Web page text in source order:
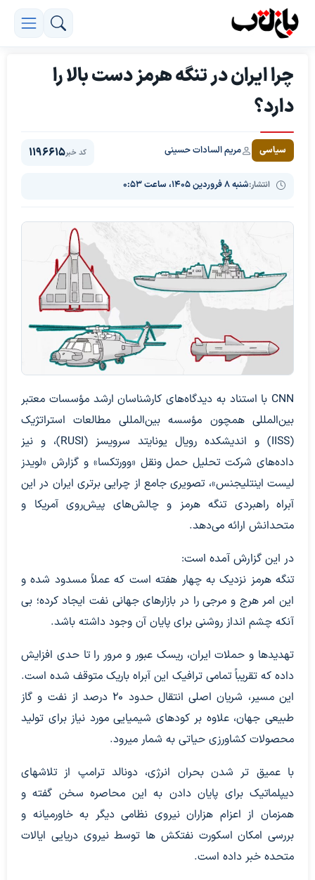
چرا ایران در تنگه هرمز دست بالا را
دارد؟
سیاسی مریم السادات حسینی
انتشار:شنبه ۸ فروردین ۱۴۰۵، ساعت ۰:۵۳
کد خبر1196615
CNN با استناد به دیدگاه‌های کارشناسان ارشد مؤسسات معتبر
بین‌المللی همچون مؤسسه بین‌المللی مطالعات استراتژیک
(IISS) و اندیشکده رویال یونایتد سرویسز (RUSI)، و نیز
داده‌های شرکت تحلیل حمل ونقل «وورتکسا» و گزارش «لویدز
لیست اینتلیجنس»، تصویری جامع از چرایی برتری ایران در این
آبراه راهبردی تنگه هرمز و چالش‌های پیش‌روی آمریکا و
متحدانش ارائه می‌دهد.
در این گزارش آمده است:
تنگه هرمز نزدیک به چهار هفته است که عملاً مسدود شده و
این امر هرج و مرجی را در بازارهای جهانی نفت ایجاد کرده؛ بی
آنکه چشم انداز روشنی برای پایان آن وجود داشته باشد.
تهدیدها و حملات ایران، ریسک عبور و مرور را تا حدی افزایش
داده که تقریباً تمامی ترافیک این آبراه باریک متوقف شده است.
این مسیر، شریان اصلی انتقال حدود ۲۰ درصد از نفت و گاز
طبیعی جهان، علاوه بر کودهای شیمیایی مورد نیاز برای تولید
محصولات کشاورزی حیاتی به شمار میرود.
با عمیق تر شدن بحران انرژی، دونالد ترامپ از تلاشهای
دیپلماتیک برای پایان دادن به این محاصره سخن گفته و
همزمان از اعزام هزاران نیروی نظامی دیگر به خاورمیانه و
بررسی امکان اسکورت نفتکش ها توسط نیروی دریایی ایالات
متحده خبر داده است.